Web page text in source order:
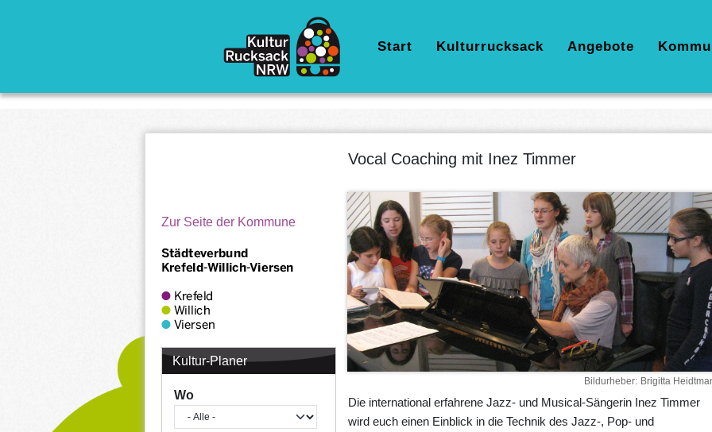
Hauptnavigation
Start Kulturrucksack Angebote
Zur Seite der Kommune
Kultur-Planer
Wo
Vocal Coaching mit Inez Timmer
Bildurheber Brigitta
Die international erfahrene Jazz- und Musical-Sängerin Inez Timmer
wird euch einen Einblick in die Technik des Jazz-, Pop- und